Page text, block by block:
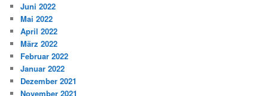
Juni 2022
Mai 2022
April 2022
März 2022
Februar 2022
Januar 2022
Dezember 2021
November 2021